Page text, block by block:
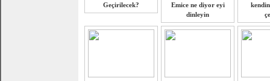
Geçirilecek?
Emice ne diyor eyi
dinleyin